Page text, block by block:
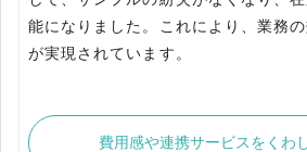
能になりました。これにより、業務
が実現されています。
費用感や連携サービスをくわ